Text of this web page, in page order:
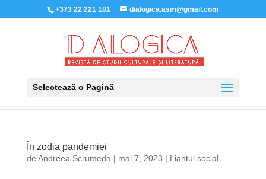
+373 22 221 181 dialogica.asm@gmail.com
Selectează o Pagină
În zodia pandemiei
de Andreea Scrumeda | mai 7, 2023 | Liantul social